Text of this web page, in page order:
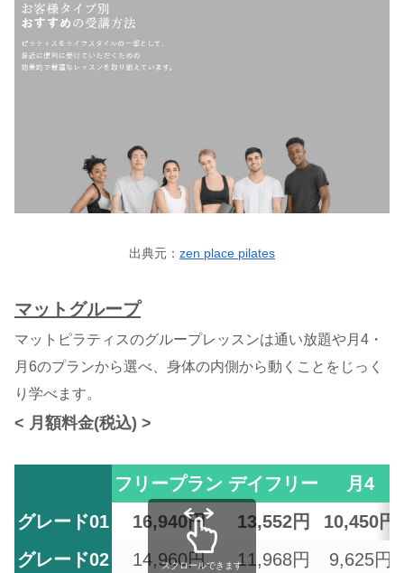
出典元： zen place pilates
マットグループ
マットピラティスのグループレッスンは通い放題や月4・
月6のプランから選べ、身体の内側から動くことをじっく
り学べます。
< 月額料金(税込) >
フリープラン デイフリー
月4
グレード01
16,940円 13,552円 10,450円
グレード02
14,960円 11,968円 9,625円
スクロールできます